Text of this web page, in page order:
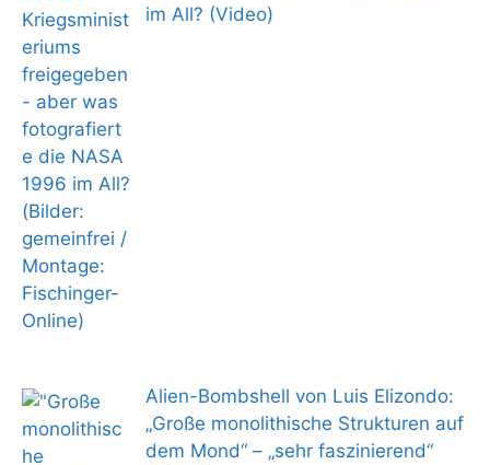
im All? (Video)
Alien-Bombshell von Luis Elizondo:
„Große monolithische Strukturen auf
dem Mond“ – „sehr faszinierend“